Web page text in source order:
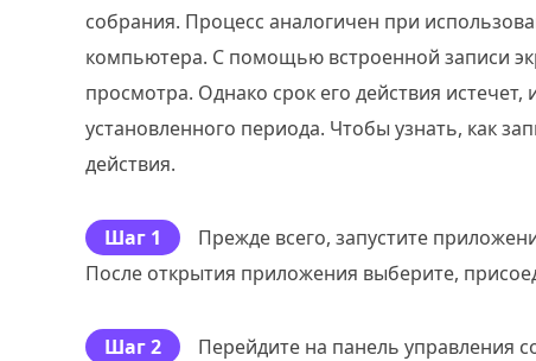
собрания. Процесс аналогичен при
компьютера. С помощью встроенной записи
просмотра. Однако срок его действия
установленного периода. Чтобы узнать, как
действия.
Шаг 1
Прежде всего, запустите
После открытия приложения выберите,
Шаг 2
Перейдите на панель управления